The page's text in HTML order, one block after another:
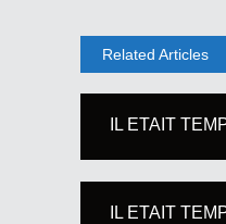
Related Articles
IL ETAIT
IL ETAIT